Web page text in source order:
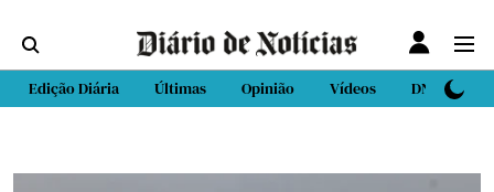
Edição Diária Últimas Opinião Vídeos DN Sport